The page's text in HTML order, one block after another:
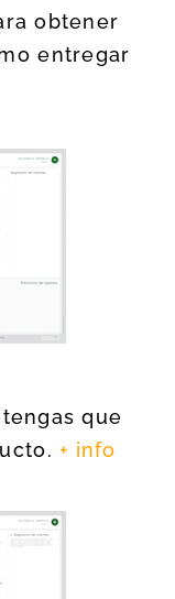
obtener
entregar
que
+ info